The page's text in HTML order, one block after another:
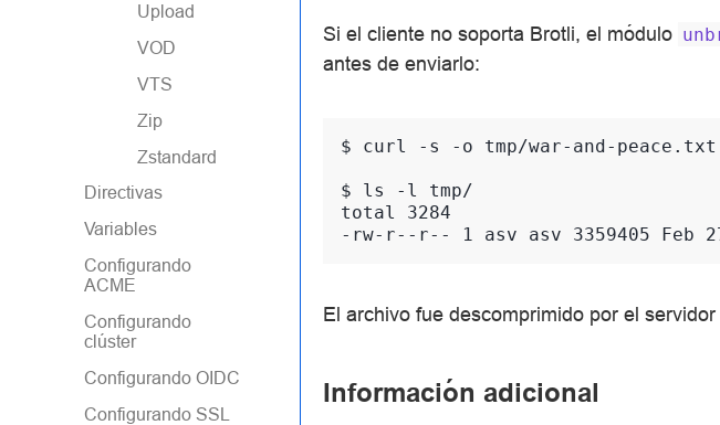
Upload
VOD
VTS
Zip
Zstandard
Directivas
Variables
Configurando
ACME
Configurando
clúster
Configurando OIDC
Configurando SSL
Si el cliente no soporta Brotli, el módulo
antes de enviarlo:
$ curl -s -o tmp/war-and-peace.txt
$ ls -l
total 3284
-rw-r--r-- 1 asv asv 3359405 Feb
El archivo fue descomprimido por el
Información adicional